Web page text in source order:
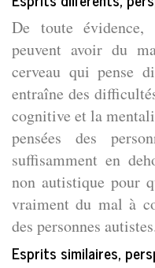
De toute évidence,
peuvent avoir du
cerveau qui pense
entraîne des
cognitive et la
pensées des
suffisamment en
non autistique pour
vraiment du mal à
des personnes
Esprits similaires,